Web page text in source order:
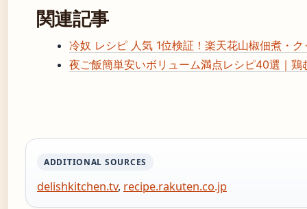
関連記事
冷奴 レシピ 人気 1位検証！楽天花山椒佃煮・
夜ご飯簡単安いボリューム満点レシピ40選｜鶏
ADDITIONAL SOURCES
delishkitchen.tv, recipe.rakuten.co.jp